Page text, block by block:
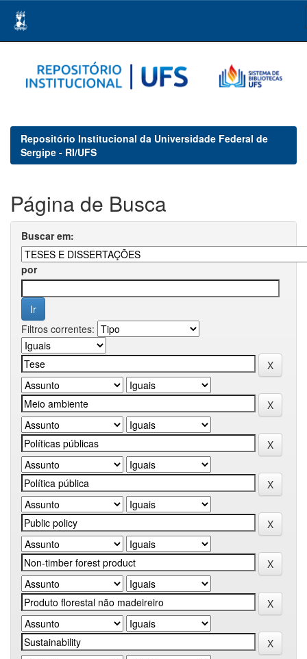
navigation
Repositório Institucional da Universidade Federal de
Sergipe - RI/UFS
Página de Busca
Buscar em:
por
Filtros correntes: